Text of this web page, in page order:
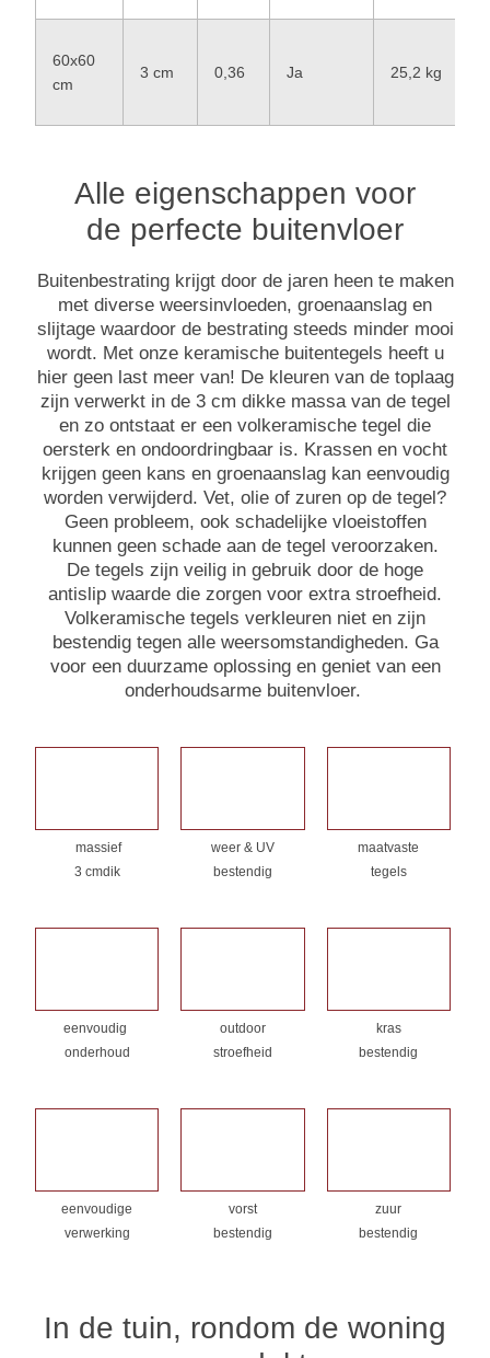
60x60
cm
3 cm 0,36 Ja 25,2 kg
Alle eigenschappen voor
de perfecte buitenvloer
Buitenbestrating krijgt door de jaren heen te maken
met diverse weersinvloeden, groenaanslag en
slijtage waardoor de bestrating steeds minder mooi
wordt. Met onze keramische buitentegels heeft u
hier geen last meer van! De kleuren van de toplaag
zijn verwerkt in de 3 cm dikke massa van de tegel
en zo ontstaat er een volkeramische tegel die
oersterk en ondoordringbaar is. Krassen en vocht
krijgen geen kans en groenaanslag kan eenvoudig
worden verwijderd. Vet, olie of zuren op de tegel?
Geen probleem, ook schadelijke vloeistoffen
kunnen geen schade aan de tegel veroorzaken.
De tegels zijn veilig in gebruik door de hoge
antislip waarde die zorgen voor extra stroefheid.
Volkeramische tegels verkleuren niet en zijn
bestendig tegen alle weersomstandigheden. Ga
voor een duurzame oplossing en geniet van een
onderhoudsarme buitenvloer.
massief
3 cmdik
weer & UV
bestendig
maatvaste
tegels
eenvoudig
onderhoud
outdoor
stroefheid
kras
bestendig
eenvoudige
verwerking
vorst
bestendig
zuur
bestendig
In de tuin, rondom de woning